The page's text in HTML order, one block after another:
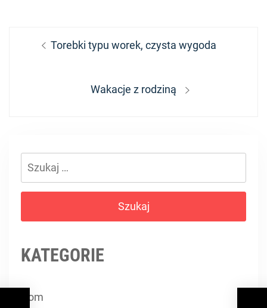
Nawigacja
wpisu
Previous
Torebki typu worek, czysta wygoda
Next
Wakacje z rodziną
Szukaj:
KATEGORIE
Dom